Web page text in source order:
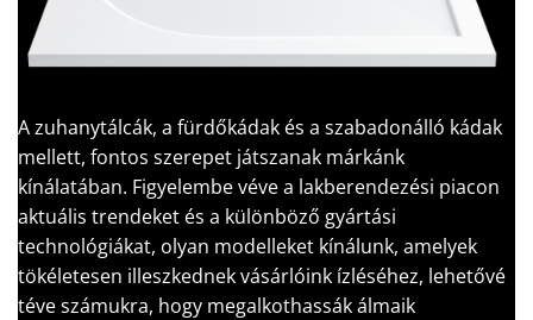
A zuhanytálcák, a fürdőkádak és a szabadonálló kádak
mellett, fontos szerepet játszanak márkánk
kínálatában. Figyelembe véve a lakberendezési piacon
aktuális trendeket és a különböző gyártási
technológiákat, olyan modelleket kínálunk, amelyek
tökéletesen illeszkednek vásárlóink ízléséhez, lehetővé
téve számukra, hogy megalkothassák álmaik